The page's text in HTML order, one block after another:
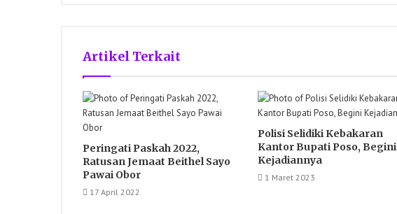
Artikel Terkait
Peringati Paskah 2022,
Ratusan Jemaat Beithel Sayo
Pawai Obor
17 April 2022
Polisi Selidiki Kebakaran
Kantor Bupati Poso, Begini
Kejadiannya
1 Maret 2023